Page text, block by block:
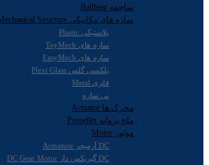
ساچمه Ballbear
سازه های مکانیکی Mechanical Structure
پلاستیکی Plastic
سازه های ToyMech
سازه های EasyMech
پلکسی گلس Plexi Glass
فلزی Metal
نی سازه
محرک ها Actuator
ملخ پروانه Propeller
موتور Motor
DC آرمیچر Armature
DC گیربکس دار DC Gear Motor